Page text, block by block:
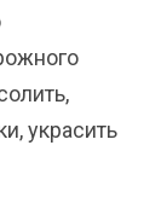
украсить